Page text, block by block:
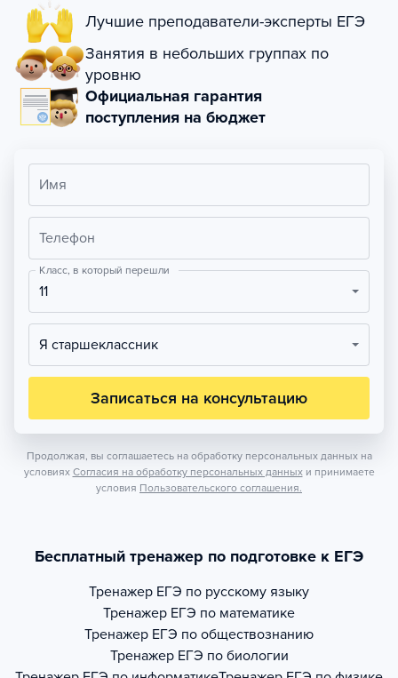
Лучшие преподаватели-эксперты ЕГЭ
Занятия в небольших группах по
уровню
Официальная гарантия
поступления на бюджет
Имя
Телефон
Класс, в который перешли
11
Я старшеклассник
Записаться на консультацию
Продолжая, вы соглашаетесь на обработку персональных данных на
условиях Согласия на обработку персональных данных и принимаете
условия Пользовательского соглашения.
Бесплатный тренажер по подготовке к ЕГЭ
Тренажер ЕГЭ по русскому языку
Тренажер ЕГЭ по математике
Тренажер ЕГЭ по обществознанию
Тренажер ЕГЭ по биологии